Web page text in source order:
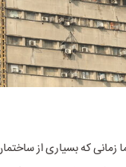
که بسیاری از